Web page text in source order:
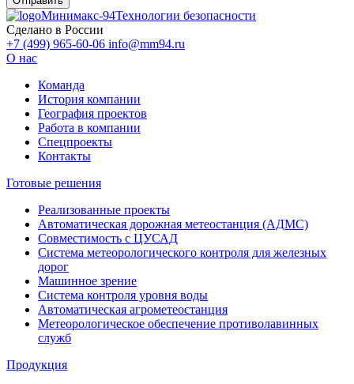
Минимакс-94Технологии безопасности
Сделано в России
+7 (499) 965-60-06 info@mm94.ru
О нас
Команда
История компании
География проектов
Работа в компании
Спецпроекты
Контакты
Готовые решения
Реализованные проекты
Автоматическая дорожная метеостанция (АДМС)
Совместимость с ЦУСАД
Система метеорологического контроля для железных
дорог
Машинное зрение
Система контроля уровня воды
Автоматическая агрометеостанция
Метеорологическое обеспечение противолавинных
служб
Продукция